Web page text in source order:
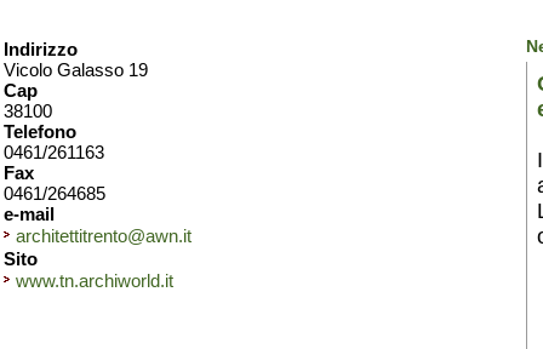
Indirizzo
Vicolo Galasso 19
Cap
38100
Telefono
0461/261163
Fax
0461/264685
e-mail
architettitrento@awn.it
Sito
www.tn.archiworld.it